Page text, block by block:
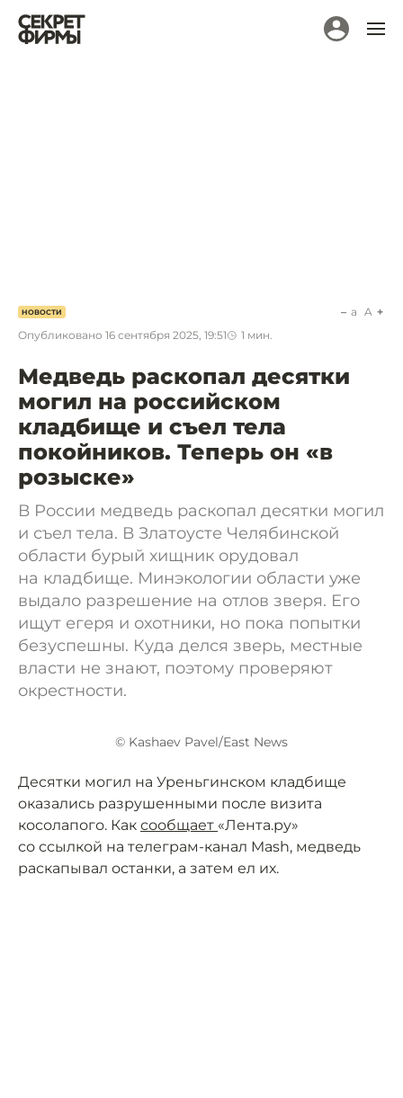
НОВОСТИ
Опубликовано 16 сентября 2025, 19:51 1 мин.
a A
Медведь раскопал десятки
могил на российском
кладбище и съел тела
покойников. Теперь он «в
розыске»
В России медведь раскопал десятки могил
и съел тела. В Златоусте Челябинской
области бурый хищник орудовал
на кладбище. Минэкологии области уже
выдало разрешение на отлов зверя. Его
ищут егеря и охотники, но пока попытки
безуспешны. Куда делся зверь, местные
власти не знают, поэтому проверяют
окрестности.
© Kashaev Pavel/East News
Десятки могил на Уреньгинском кладбище
оказались разрушенными после визита
косолапого. Как сообщает «Лента.ру»
со ссылкой на телеграм-канал Mash, медведь
раскапывал останки, а затем ел их.